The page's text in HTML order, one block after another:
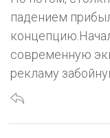
падением
современную
рекламу